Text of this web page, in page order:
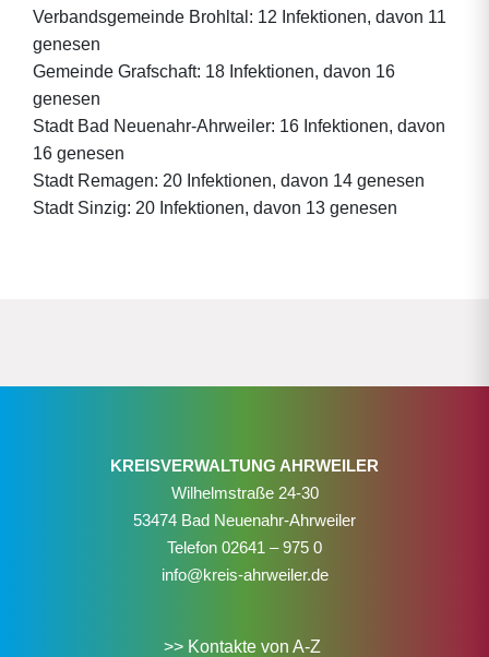
Verbandsgemeinde Brohltal: 12 Infektionen, davon 11
genesen
Gemeinde Grafschaft: 18 Infektionen, davon 16
genesen
Stadt Bad Neuenahr-Ahrweiler: 16 Infektionen, davon
16 genesen
Stadt Remagen: 20 Infektionen, davon 14 genesen
Stadt Sinzig: 20 Infektionen, davon 13 genesen
KREISVERWALTUNG AHRWEILER
Wilhelmstraße 24-30
53474 Bad Neuenahr-Ahrweiler
Telefon 02641 – 975 0
info@kreis-ahrweiler.de
>> Kontakte von A-Z